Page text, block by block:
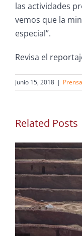
las actividades
vemos que la
especial”.
Revisa el
Junio 15, 2018 | Prensa
Related Posts